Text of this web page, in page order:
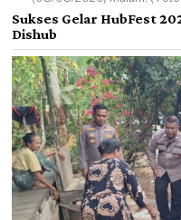
Sukses Gelar HubFest
Dishub